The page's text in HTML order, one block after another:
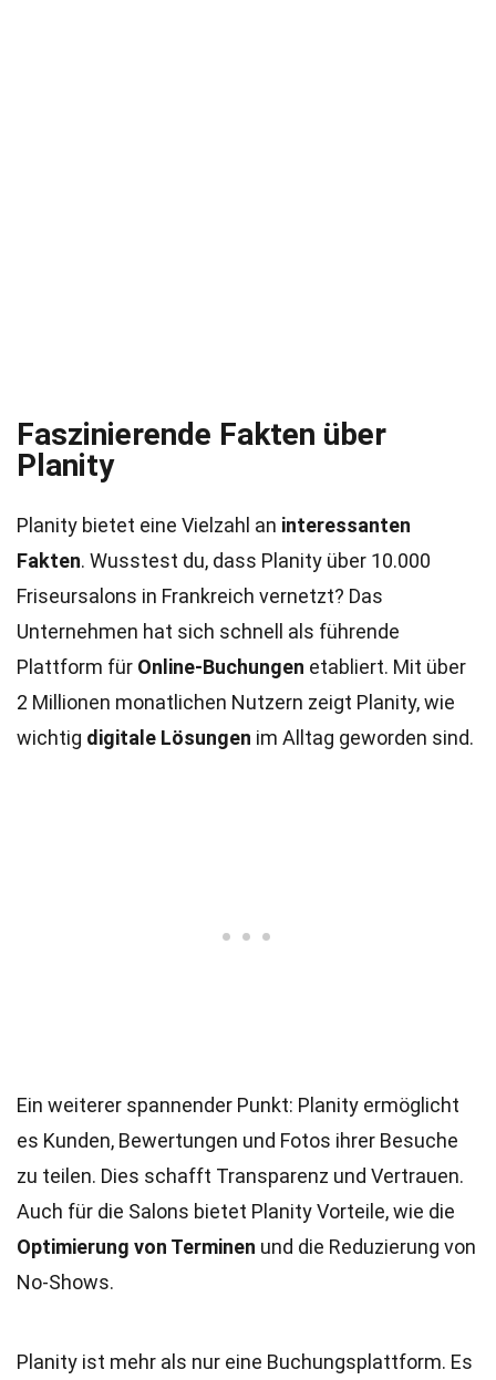
Faszinierende Fakten über
Planity
Planity bietet eine Vielzahl an interessanten
Fakten. Wusstest du, dass Planity über 10.000
Friseursalons in Frankreich vernetzt? Das
Unternehmen hat sich schnell als führende
Plattform für Online-Buchungen etabliert. Mit über
2 Millionen monatlichen Nutzern zeigt Planity, wie
wichtig digitale Lösungen im Alltag geworden sind.
Ein weiterer spannender Punkt: Planity ermöglicht
es Kunden, Bewertungen und Fotos ihrer Besuche
zu teilen. Dies schafft Transparenz und Vertrauen.
Auch für die Salons bietet Planity Vorteile, wie die
Optimierung von Terminen und die Reduzierung von
No-Shows.
Planity ist mehr als nur eine Buchungsplattform. Es